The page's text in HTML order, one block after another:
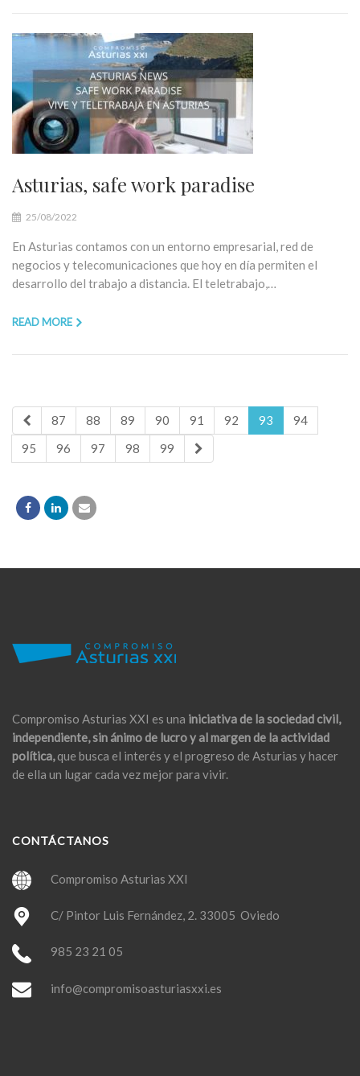
Asturias, safe work paradise
25/08/2022
En Asturias contamos con un entorno empresarial, red de
negocios y telecomunicaciones que hoy en día permiten el
desarrollo del trabajo a distancia. El teletrabajo,…
READ MORE
87 88 89 90 91 92 93
94
95
96 97 98 99
Compromiso Asturias XXI es una iniciativa de la sociedad civil,
independiente, sin ánimo de lucro y al margen de la actividad
política,que busca el interés y el progreso de Asturias y hacer
de ella un lugar cada vez mejor para vivir.
CONTÁCTANOS
Compromiso Asturias XXI
C/ Pintor Luis Fernández, 2. 33005 Oviedo
985 23 21 05
info@compromisoasturiasxxi.es